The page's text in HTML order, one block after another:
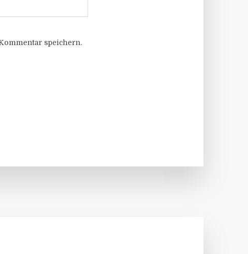
speichern.